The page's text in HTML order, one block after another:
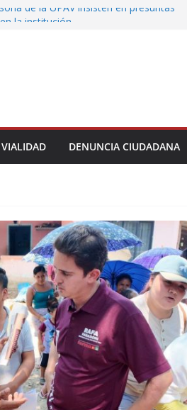
de la UPAV insisten en presuntas
de Veracruz la cultura de la
VIALIDAD DENUNCIA CIUDADANA